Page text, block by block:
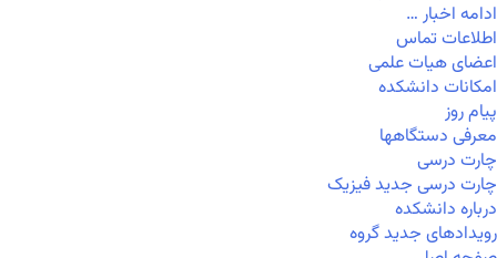
ادامه اخبار …
اطلاعات تماس
اعضای هیات علمی
امکانات دانشکده
پیام روز
معرفی دستگاهها
چارت درسی
چارت درسی جدید فیزیک
درباره دانشکده
رویدادهای جدید گروه